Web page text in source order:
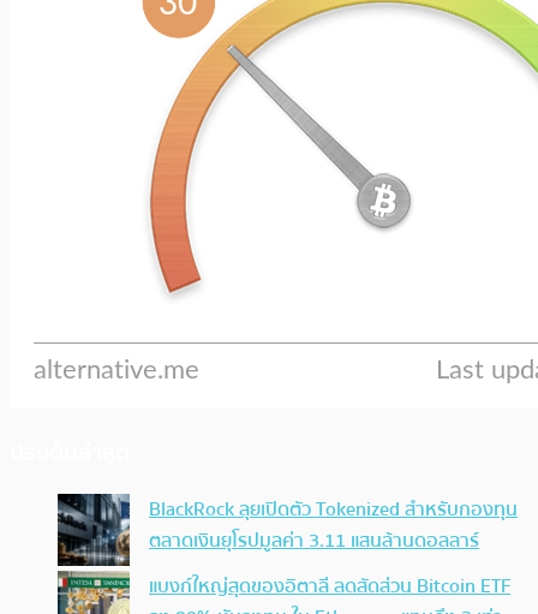
BlackRock ลุยเปิดตัว Tokenized สำหรับกองทุน
ตลาดเงินยุโรปมูลค่า 3.11 แสนล้านดอลลาร์
แบงก์ใหญ่สุดของอิตาลี ลดสัดส่วน Bitcoin ETF